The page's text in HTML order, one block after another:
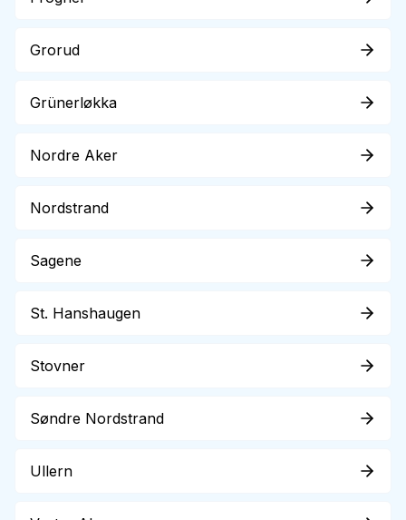
Grorud
Grünerløkka
Nordre Aker
Nordstrand
Sagene
St. Hanshaugen
Stovner
Søndre Nordstrand
Ullern